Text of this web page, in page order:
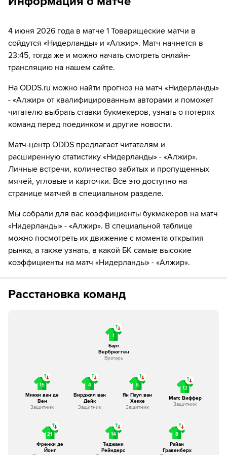
46´ Замена "Алжир": Уссем Ауар ↔ Фарес Шаиби
46´ Замена "Алжир": Раян Айт-Нури ↔ Jaouen Hadjam
46´ Замена "Алжир": Рамис Зерруки ↔ Mohamed Tougai
Замена "Алжир": Амин Гуири ↔ Надир Бенбуали
69´
Замена "Нидерланды": Тиджани Рейндерс ↔
Мартен де Рон
69´
Замена "Нидерланды": Дониэлл Мален ↔ Тен
69´
Замена "Нидерланды": Френки де Йонг ↔ Квинтен
Тимбер
69´
Замена "Нидерланды": Матс Виффер ↔ Лутшарель
Геертруида
69´ Замена "Алжир": Мохамед Амура ↔ Adil Boulbina
Замена "Нидерланды": Коди Гакпо ↔ Ваут Вегорст
86´ГОЛ!
4 июня 2026 года в матче 1 Товарищеские матчи в
сойдутся «Нидерланды» и «Алжир». Матч начнется в
23:45, тогда же и можно начать смотреть онлайн-
трансляцию на нашем сайте.
На ODDS.ru можно найти прогноз на матч «Нидерланды»
- «Алжир» от квалифицированным авторами и поможет
читателю выбрать ставки букмекеров, узнать о потерях
команд перед поединком и другие новости.
Матч-центр ODDS предлагает читателям и
расширенную статистику «Нидерланды» - «Алжир».
Личные встречи, количество забитых и пропущенных
мячей, угловые и карточки. Все это доступно на
странице матчей в специальном разделе.
Мы собрали для вас коэффициенты букмекеров на матч
«Нидерланды» - «Алжир». В специальной таблице
можно посмотреть их движение с момента открытия
рынка, а также узнать, в какой БК самые высокие
коэффициенты на матч «Нидерланды» - «Алжир».
Расстановка команд
1
Барт
Вербрюгген
Вратарь
15
Микки ван де
Вен
Защитник
4
Вирджил ван
Дейк
Защитник
6
Ян Паул ван
Хекке
Защитник
12
Матс Виффер
Защитник
21
Френки де
Йонг
14
Тиджани
Рейндерс
8
Райан
Гравенберх